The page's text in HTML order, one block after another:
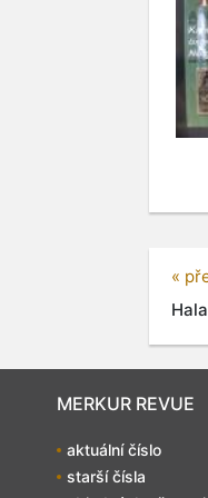
«
MERKUR REVUE
aktuální číslo
starší čísla